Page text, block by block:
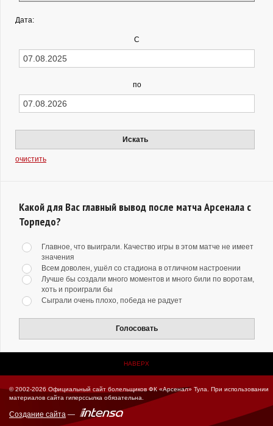
Дата:
С
по
Искать
очистить
Какой для Вас главный вывод после матча Арсенала с
Торпедо?
Главное, что выиграли. Качество игры в этом матче не имеет
значения
Всем доволен, ушёл со стадиона в отличном настроении
Лучше бы создали много моментов и много били по воротам,
хоть и проиграли бы
Сыграли очень плохо, победа не радует
Голосовать
НАВЕРХ
© 2002-2026 Официальный сайт болельщиков ФК «Арсенал» Тула.
При использовании
материалов сайта гиперссылка обязательна.
Создание сайта —